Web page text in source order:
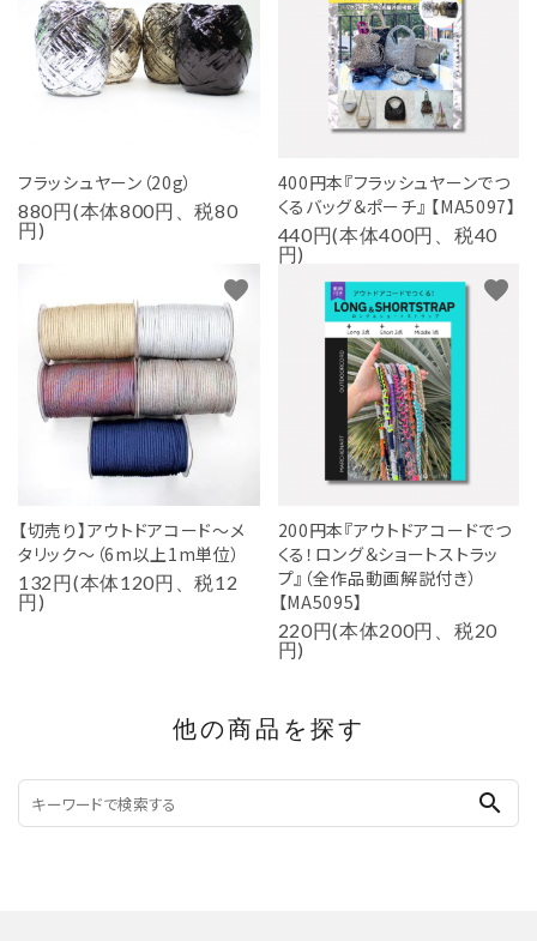
フラッシュヤーン（20g）
880円(本体800円、税80
円)
400円本『フラッシュヤーンでつ
くるバッグ＆ポーチ』 【MA5097】
440円(本体400円、税40
円)
【切売り】アウトドアコード～メ
タリック～（6m以上1m単位）
132円(本体120円、税12
円)
favorite
200円本『アウトドアコードでつ
くる！ロング＆ショートストラッ
プ』（全作品動画解説付き）
【MA5095】
220円(本体200円、税20
円)
favorite
他の商品を探す
search